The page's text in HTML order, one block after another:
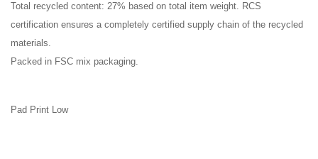
Total recycled content: 27% based on total item weight. RCS
certification ensures a completely certified supply chain of the recycled
materials.
Packed in FSC mix packaging.
Pad Print Low